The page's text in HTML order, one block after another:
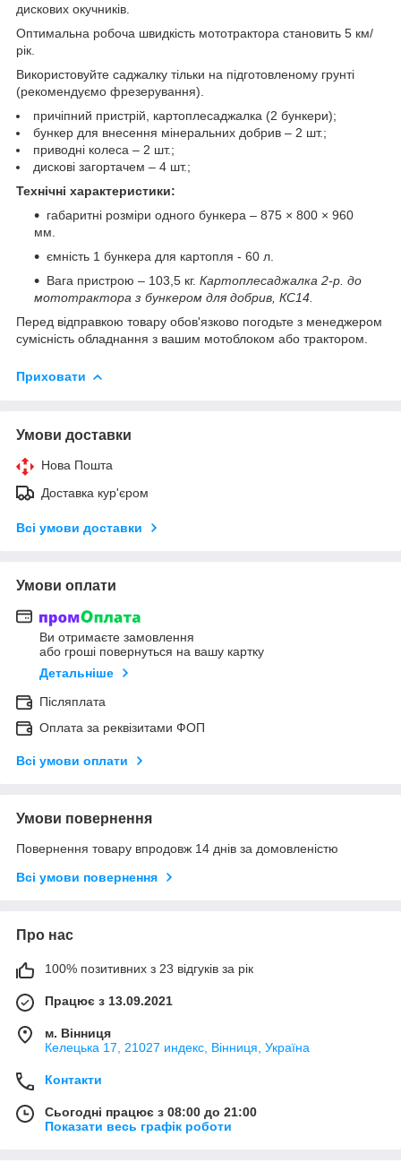
дискових окучників.
Оптимальна робоча швидкість мототрактора становить 5 км/
рік.
Використовуйте саджалку тільки на підготовленому грунті
(рекомендуємо фрезерування).
причіпний пристрій, картоплесаджалка (2 бункери);
бункер для внесення мінеральних добрив – 2 шт.;
приводні колеса – 2 шт.;
дискові загортачем – 4 шт.;
Технічні характеристики:
габаритні розміри одного бункера – 875 × 800 × 960
мм.
ємність 1 бункера для картопля - 60 л.
Вага пристрою – 103,5 кг. Картоплесаджалка 2-р. до
мототрактора з бункером для добрив, КС14.
Перед відправкою товару обов'язково погодьте з менеджером
сумісність обладнання з вашим мотоблоком або трактором.
Приховати
Умови доставки
Нова Пошта
Доставка кур'єром
Всі умови доставки
Умови оплати
Ви отримаєте замовлення
або гроші повернуться на вашу картку
Детальніше
Післяплата
Оплата за реквізитами ФОП
Всі умови оплати
Умови повернення
Повернення товару впродовж 14 днів за домовленістю
Всі умови повернення
Про нас
100% позитивних з 23 відгуків за рік
Працює з 13.09.2021
м. Вінниця
Келецька 17, 21027 индекс, Вінниця, Україна
Контакти
Сьогодні працює з 08:00 до 21:00
Показати весь графік роботи